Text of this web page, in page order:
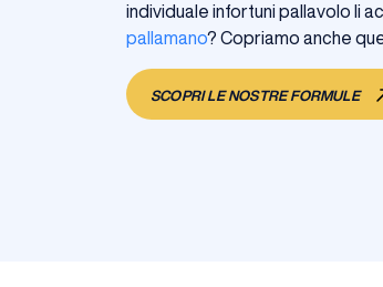
individuale infortuni pallavolo li
pallamano? Copriamo anche
SCOPRI LE NOSTRE FORMULE